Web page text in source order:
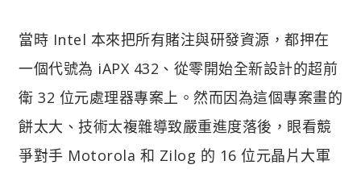
當時 Intel 本來把所有賭注與研發資源，都押在
一個代號為 iAPX 432、從零開始全新設計的超前
衛 32 位元處理器專案上。然而因為這個專案畫的
餅太大、技術太複雜導致嚴重進度落後，眼看競
爭對手 Motorola 和 Zilog 的 16 位元晶片大軍